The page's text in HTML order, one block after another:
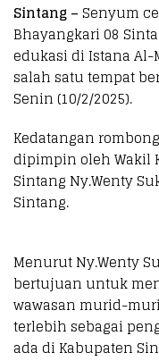
Sintang –Senyum
Bhayangkari 08
edukasi di Istana
salah satu tempat
Senin (10/2/2025).
Kedatangan
dipimpin oleh Wakil
Sintang Ny.Wenty
Sintang.
Menurut Ny.Wenty
bertujuan untuk
wawasan murid-
terlebih sebagai
ada di Kabupaten